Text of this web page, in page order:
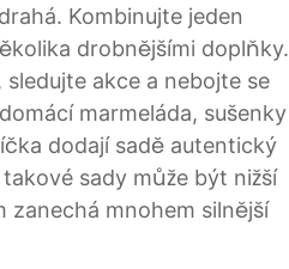
Kombinujte jeden
drobnějšími doplňky.
akce a nebojte se
marmeláda, sušenky
dodají sadě autentický
sady může být nižší
zanechá mnohem silnější